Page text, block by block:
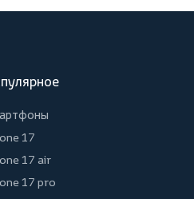
17
17 air
17 pro